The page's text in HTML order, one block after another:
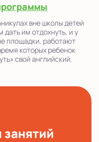
вне школы детей
дать им отдохнуть, и у
площадки, работают
которых ребенок
свой английский.